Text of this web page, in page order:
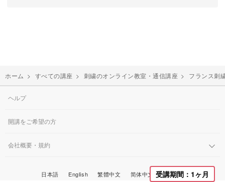
ホーム > すべての講座 > 刺繍のオンライン教室・通信講座 > フランス刺
受講期間：1ヶ月
ヘルプ
開講をご希望の方
会社概要・規約
日本語 English 繁體中文 简体中文 한국어